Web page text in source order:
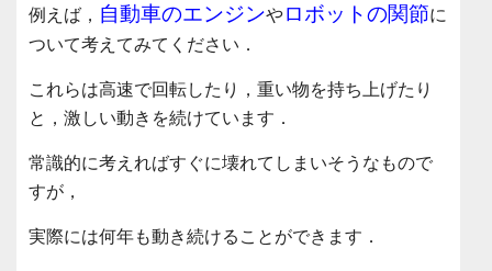
例えば， 自動車のエンジンやロボットの関節に
ついて考えてみてください．
これらは高速で回転したり，重い物を持ち上げたり
と，激しい動きを続けています．
常識的に考えればすぐに壊れてしまいそうなもので
すが，
実際には何年も動き続けることができます．